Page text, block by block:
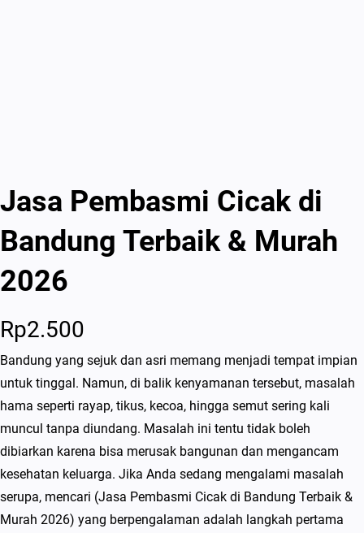
Jasa Pembasmi Cicak di
Bandung Terbaik & Murah
2026
Rp2.500
Bandung yang sejuk dan asri memang menjadi tempat impian
untuk tinggal. Namun, di balik kenyamanan tersebut, masalah
hama seperti rayap, tikus, kecoa, hingga semut sering kali
muncul tanpa diundang. Masalah ini tentu tidak boleh
dibiarkan karena bisa merusak bangunan dan mengancam
kesehatan keluarga. Jika Anda sedang mengalami masalah
serupa, mencari (Jasa Pembasmi Cicak di Bandung Terbaik &
Murah 2026) yang berpengalaman adalah langkah pertama